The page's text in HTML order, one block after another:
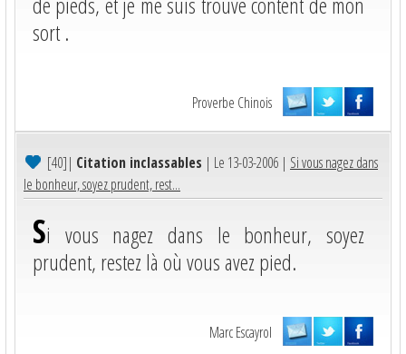
sort .
Proverbe Chinois
[40]| Citation inclassables | Le 13-03-2006 | Si vous nagez dans
le bonheur, soyez prudent, rest...
Si vous nagez dans le bonheur, soyez
prudent, restez là où vous avez pied.
Marc Escayrol